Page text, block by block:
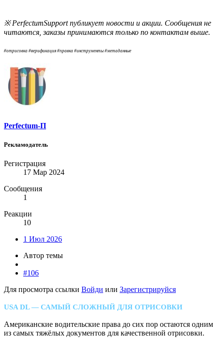
※ PerfectumSupport публикует новости и акции. Сообщения не
читаются, заказы принимаются только по контактам выше.
#отрисовка #верификация #правка #инструменты #метаданные
Perfectum-П
Рекламодатель
Регистрация
17 Мар 2024
Сообщения
1
Реакции
10
1 Июл 2026
Автор темы
#106
Для просмотра ссылки Войди или Зарегистрируйся
USA DL — САМЫЙ СЛОЖНЫЙ ДЛЯ ОТРИСОВКИ
Американские водительские права до сих пор остаются одним
из самых тяжёлых документов для качественной отрисовки.